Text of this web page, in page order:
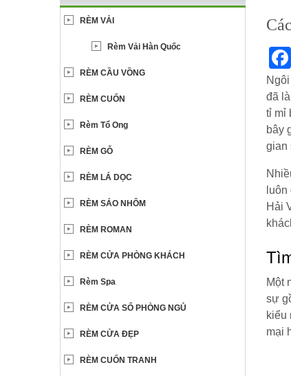
đã
tỉ mỉ
bây
gian
Hải
Một
sự
kiểu
mại
RÈM VẢI
Rèm Vải Hàn Quốc
RÈM CẦU VỒNG
RÈM CUỐN
Rèm Tổ Ong
RÈM GỖ
RÈM LÁ DỌC
RÈM SÁO NHÔM
RÈM ROMAN
RÈM CỬA PHÒNG KHÁCH
Rèm Spa
RÈM CỬA SỔ PHÒNG NGỦ
RÈM CỬA ĐẸP
RÈM CUỐN TRANH